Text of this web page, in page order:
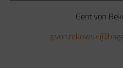
Gerit von